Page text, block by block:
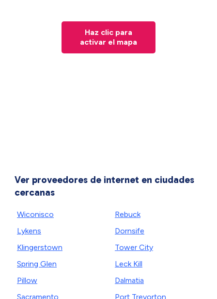
Haz clic para
activar el mapa
Ver proveedores de internet en ciudades
cercanas
Wiconisco
Lykens
Klingerstown
Spring Glen
Pillow
Sacramento
Rebuck
Dornsife
Tower City
Leck Kill
Dalmatia
Port Trevorton